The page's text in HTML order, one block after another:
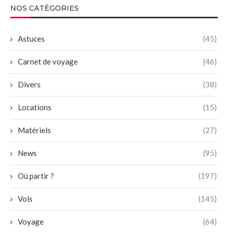
NOS CATÉGORIES
Astuces (45)
Carnet de voyage (46)
Divers (38)
Locations (15)
Matériels (27)
News (95)
Où partir ? (197)
Vols (145)
Voyage (64)